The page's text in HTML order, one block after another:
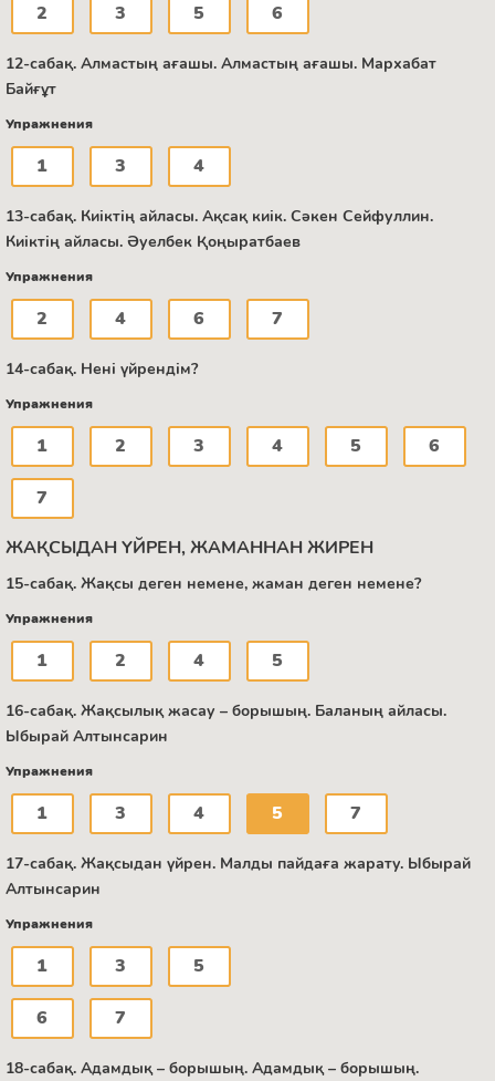
2 3 5 6
12-сабақ. Алмастың ағашы. Алмастың ағашы. Мархабат
Байғұт
Упражнения
1 3 4
13-сабақ. Киіктің айласы. Ақсақ киік. Сәкен Сейфуллин.
Киіктің айласы. Әуелбек Қоңыратбаев
Упражнения
2 4 6 7
14-сабақ. Нені үйрендім?
Упражнения
1 2 3 4 5 6
7
ЖАҚСЫДАН ҮЙРЕН, ЖАМАННАН ЖИРЕН
15-сабақ. Жақсы деген немене, жаман деген немене?
Упражнения
1 2 4 5
16-сабақ. Жақсылық жасау – борышың. Баланың айласы.
Ыбырай Алтынсарин
Упражнения
1 3 4 5 7
17-сабақ. Жақсыдан үйрен. Малды пайдаға жарату. Ыбырай
Алтынсарин
Упражнения
1 3 5
6 7
18-сабақ. Адамдық – борышың. Адамдық – борышың.